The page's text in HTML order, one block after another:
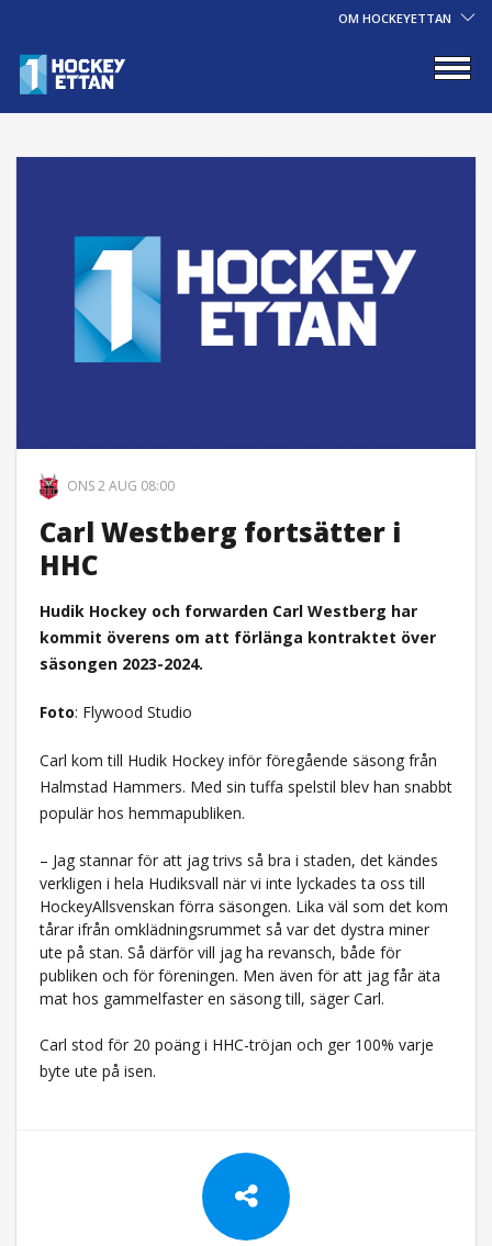
OM HOCKEYETTAN
ONS 2 AUG 08:00
Carl Westberg fortsätter i
HHC
Hudik Hockey och forwarden Carl Westberg har
kommit överens om att förlänga kontraktet över
säsongen 2023-2024.
Foto: Flywood Studio
Carl kom till Hudik Hockey inför föregående säsong från
Halmstad Hammers. Med sin tuffa spelstil blev han snabbt
populär hos hemmapubliken.
– Jag stannar för att jag trivs så bra i staden, det kändes
verkligen i hela Hudiksvall när vi inte lyckades ta oss till
HockeyAllsvenskan förra säsongen. Lika väl som det kom
tårar ifrån omklädningsrummet så var det dystra miner
ute på stan. Så därför vill jag ha revansch, både för
publiken och för föreningen. Men även för att jag får äta
mat hos gammelfaster en säsong till, säger Carl.
Carl stod för 20 poäng i HHC-tröjan och ger 100% varje
byte ute på isen.